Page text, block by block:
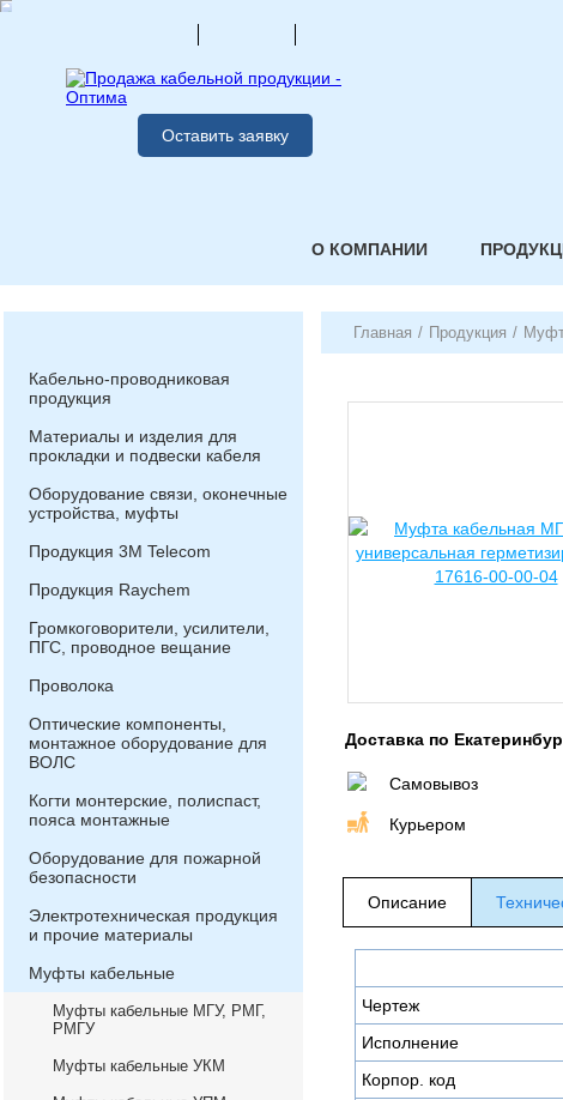
Оставить заявку
О КОМПАНИИ
Кабельно-проводниковая
продукция
Материалы и изделия для
прокладки и подвески кабеля
Оборудование связи, оконечные
устройства, муфты
Продукция 3М Telecom
Продукция Raychem
Громкоговорители, усилители,
ПГС, проводное вещание
Проволока
Оптические компоненты,
монтажное оборудование для
ВОЛС
Когти монтерские, полиспаст,
пояса монтажные
Оборудование для пожарной
безопасности
Электротехническая продукция
и прочие материалы
Муфты кабельные
Муфты кабельные МГУ, РМГ,
РМГУ
Муфты кабельные УКМ
Главная / Продукция /
Доставка по
Самовывоз
Курьером
Описание
Чертеж
Исполнение
Корпор. код